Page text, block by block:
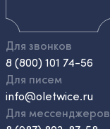
Для звонков
8 (800) 101 74-56
Для писем
info@oletwice.ru
Для мессенджеров